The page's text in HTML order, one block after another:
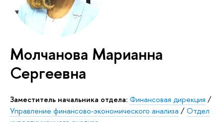
Молчанова Марианна
Сергеевна
Заместитель начальника отдела: Финансовая дирекция /
Управление финансово-экономического анализа /Отдел